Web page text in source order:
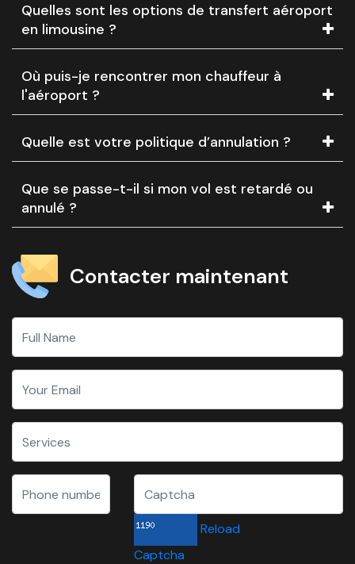
Quelles sont les options de transfert aéroport
en limousine ?
Où puis-je rencontrer mon chauffeur à
l'aéroport ?
Quelle est votre politique d’annulation ?
Que se passe-t-il si mon vol est retardé ou
annulé ?
Contacter maintenant
Reload
Captcha